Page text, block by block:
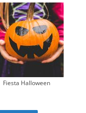
Fiesta Halloween